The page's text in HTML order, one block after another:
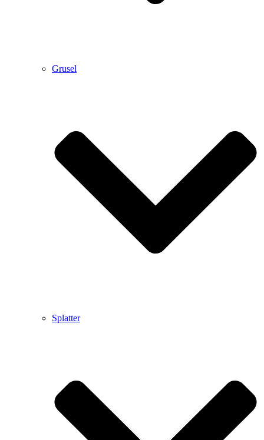
Grusel
Splatter